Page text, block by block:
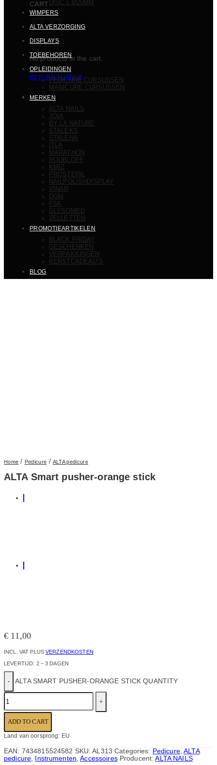
CART
No products in the cart.
RETURN TO SHOP
DISC L Ø25MM
WIMPERS
ALTA VERZORGING
DISPLAYS
TOEBEHOREN
OPLEIDINGEN
PEDICURE CURSUSSEN
MANICURE CURSUSSEN
MERKEN
ALTA NAILS
JOIA
BY LA NATURE
STALEKS
STALENA
ITLA
MARATHON
ROUBLOFF
KMIZ
PROSTERIL
NAILPOLISHDISPLAY
VINAR
DGM
FSK
GLYSOMED
ZELLETTEN
PROMOTIEARTIKELEN
BLACK FRIDAY
GESCHENKEN
VERPAKKINGEN
KERSTCADEAU’S
BLOG
Home / Pedicure / ALTA pedicure
ALTA Smart pusher-orange stick
€ 11,00
INCL. VAT PLUSVERZENDKOSTEN
LEVERTIJD: 2 – 3 DAGEN
ALTA SMART PUSHER-ORANGE STICK QUANTITY
ADD TO CART
Land van oorsprong: EU
EAN: 7434815524582 SKU:AL313 Categories: Pedicure,ALTA
pedicure Instrumenten ,Accessoires Producent:ALTA NAILS